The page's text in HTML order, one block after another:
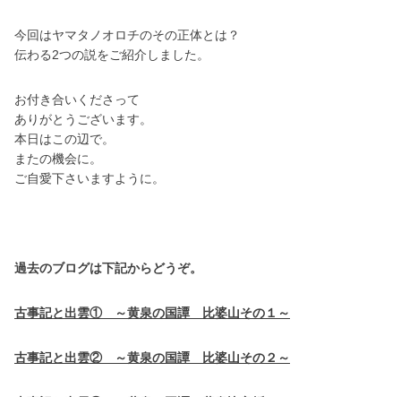
今回はヤマタノオロチのその正体とは？
伝わる2つの説をご紹介しました。
お付き合いくださって
ありがとうございます。
本日はこの辺で。
またの機会に。
ご自愛下さいますように。
過去のブログは下記からどうぞ。
古事記と出雲① ～黄泉の国譚 比婆山その１～
古事記と出雲② ～黄泉の国譚 比婆山その２～